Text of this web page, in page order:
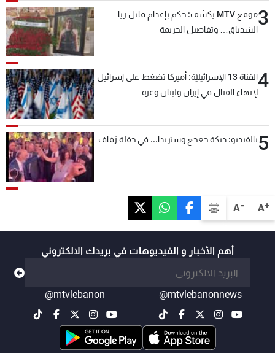
A+
A-
3
موقع MTV يكشف: حكم بإعدام قاتل ريا
الشدياق… وتفاصيل الجريمة
4
القناة 13 الإسرائيليّة: أميركا تضغط على إسرائيل
لإنهاء القتال في إيران ولبنان وغزة
5بالفيديو: دبكة جعجع وستريدا... في حفلة زفاف
أهم الأخبار و الفيديوهات في بريدك الالكتروني
@mtvlebanonnews
@mtvlebanon